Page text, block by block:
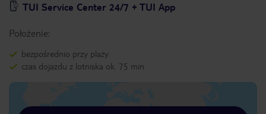
TUI Service Center 24/7 + TUI App
Położenie:
bezpośrednio przy plaży
czas dojazdu z lotniska ok. 75 min